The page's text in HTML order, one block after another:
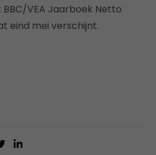
VEA Jaarboek Netto
eind mei verschijnt.